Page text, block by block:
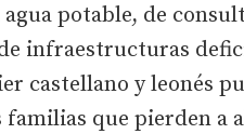
potable, de
infraestructuras
castellano y leonés
familias que pierden a